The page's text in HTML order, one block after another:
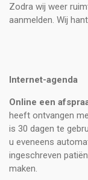
Zodra wij weer
aanmelden. Wij
Internet-agenda
Online een
heeft ontvangen
is 30 dagen te
u eveneens
ingeschreven
maken.